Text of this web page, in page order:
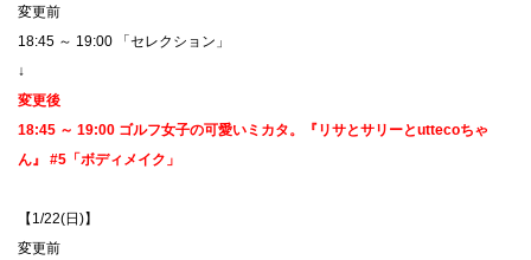
​変更前
18:45 ～ 19:00 「セレクション」
↓
変更後
18:45 ～ 19:00 ゴルフ女子の可愛いミカタ。『リサとサリーとuttecoちゃ
ん』 #5「ボディメイク」
【1/22(日)】
​変更前